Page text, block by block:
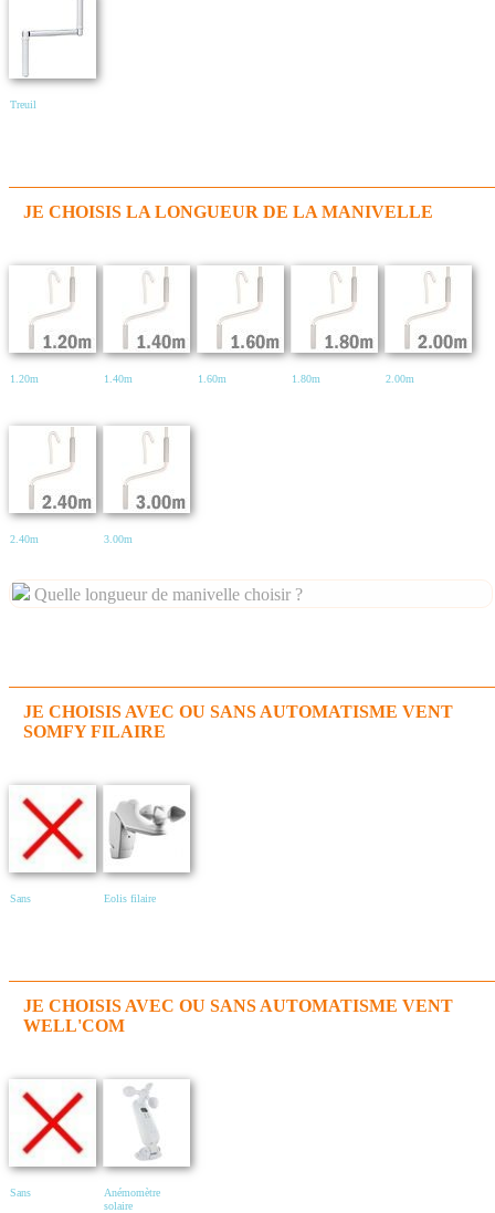
Treuil
JE CHOISIS LA LONGUEUR DE LA MANIVELLE
1.20m 1.40m 1.60m 1.80m 2.00m
2.40m 3.00m
Quelle longueur de manivelle choisir ?
JE CHOISIS AVEC OU SANS AUTOMATISME VENT
SOMFY FILAIRE
Sans Eolis filaire
JE CHOISIS AVEC OU SANS AUTOMATISME VENT
WELL'COM
Sans
Anémomètre
solaire